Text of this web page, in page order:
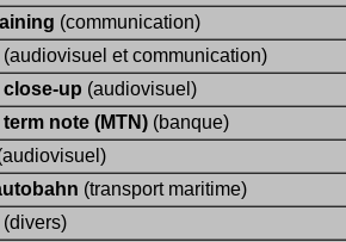
(communication)
(audiovisuel et communication)
up (audiovisuel)
note (MTN) (banque)
(transport maritime)
(divers)